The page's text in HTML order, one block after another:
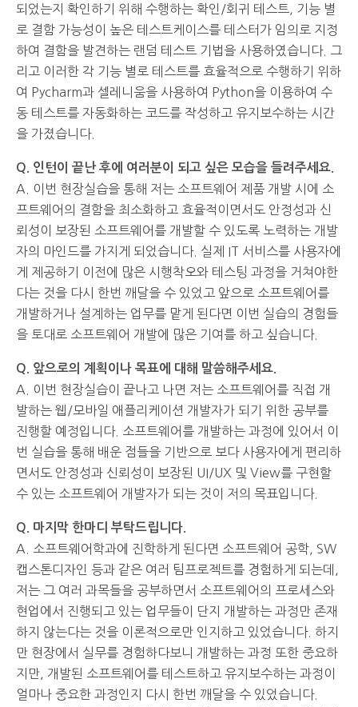
되었는지 확인하기 위해 수행하는 확인/회귀 테스트, 기능 별
로 결함 가능성이 높은 테스트케이스를 테스터가 임의로 지정
하여 결함을 발견하는 랜덤 테스트 기법을 사용하였습니다. 그
리고 이러한 각 기능 별로 테스트를 효율적으로 수행하기 위하
여 Pycharm과 셀레니움을 사용하여 Python을 이용하여 수
동 테스트를 자동화하는 코드를 작성하고 유지보수하는 시간
을 가졌습니다.
Q. 인턴이 끝난 후에 여러분이 되고 싶은 모습을 들려주세요.
A. 이번 현장실습을 통해 저는 소프트웨어 제품 개발 시에 소
프트웨어의 결함을 최소화하고 효율적이면서도 안정성과 신
뢰성이 보장된 소프트웨어를 개발할 수 있도록 노력하는 개발
자의 마인드를 가지게 되었습니다. 실제 IT 서비스를 사용자에
게 제공하기 이전에 많은 시행착오와 테스팅 과정을 거쳐야한
다는 것을 다시 한번 깨달을 수 있었고 앞으로 소프트웨어를
개발하거나 설계하는 업무를 맡게 된다면 이번 실습의 경험들
을 토대로 소프트웨어 개발에 많은 기여를 하고 싶습니다.
Q. 앞으로의 계획이나 목표에 대해 말씀해주세요.
A. 이번 현장실습이 끝나고 나면 저는 소프트웨어를 직접 개
발하는 웹/모바일 애플리케이션 개발자가 되기 위한 공부를
진행할 예정입니다. 소프트웨어를 개발하는 과정에 있어서 이
번 실습을 통해 배운 점들을 기반으로 보다 사용자에게 편리하
면서도 안정성과 신뢰성이 보장된 UI/UX 및 View를 구현할
수 있는 소프트웨어 개발자가 되는 것이 저의 목표입니다.
Q. 마지막 한마디 부탁드립니다.
A. 소프트웨어학과에 진학하게 된다면 소프트웨어 공학, SW
캡스톤디자인 등과 같은 여러 팀프로젝트를 경험하게 되는데,
저는 그 여러 과목들을 공부하면서 소프트웨어의 프로세스와
현업에서 진행되고 있는 업무들이 단지 개발하는 과정만 존재
하지 않는다는 것을 이론적으로만 인지하고 있었습니다. 하지
만 현장에서 실무를 경험하다보니 개발하는 과정 또한 중요하
지만, 개발된 소프트웨어를 테스트하고 유지보수하는 과정이
얼마나 중요한 과정인지 다시 한번 깨달을 수 있었습니다.